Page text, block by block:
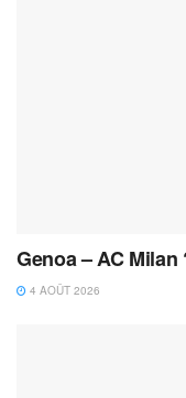
Genoa – AC Milan
4 AOÛT 2026